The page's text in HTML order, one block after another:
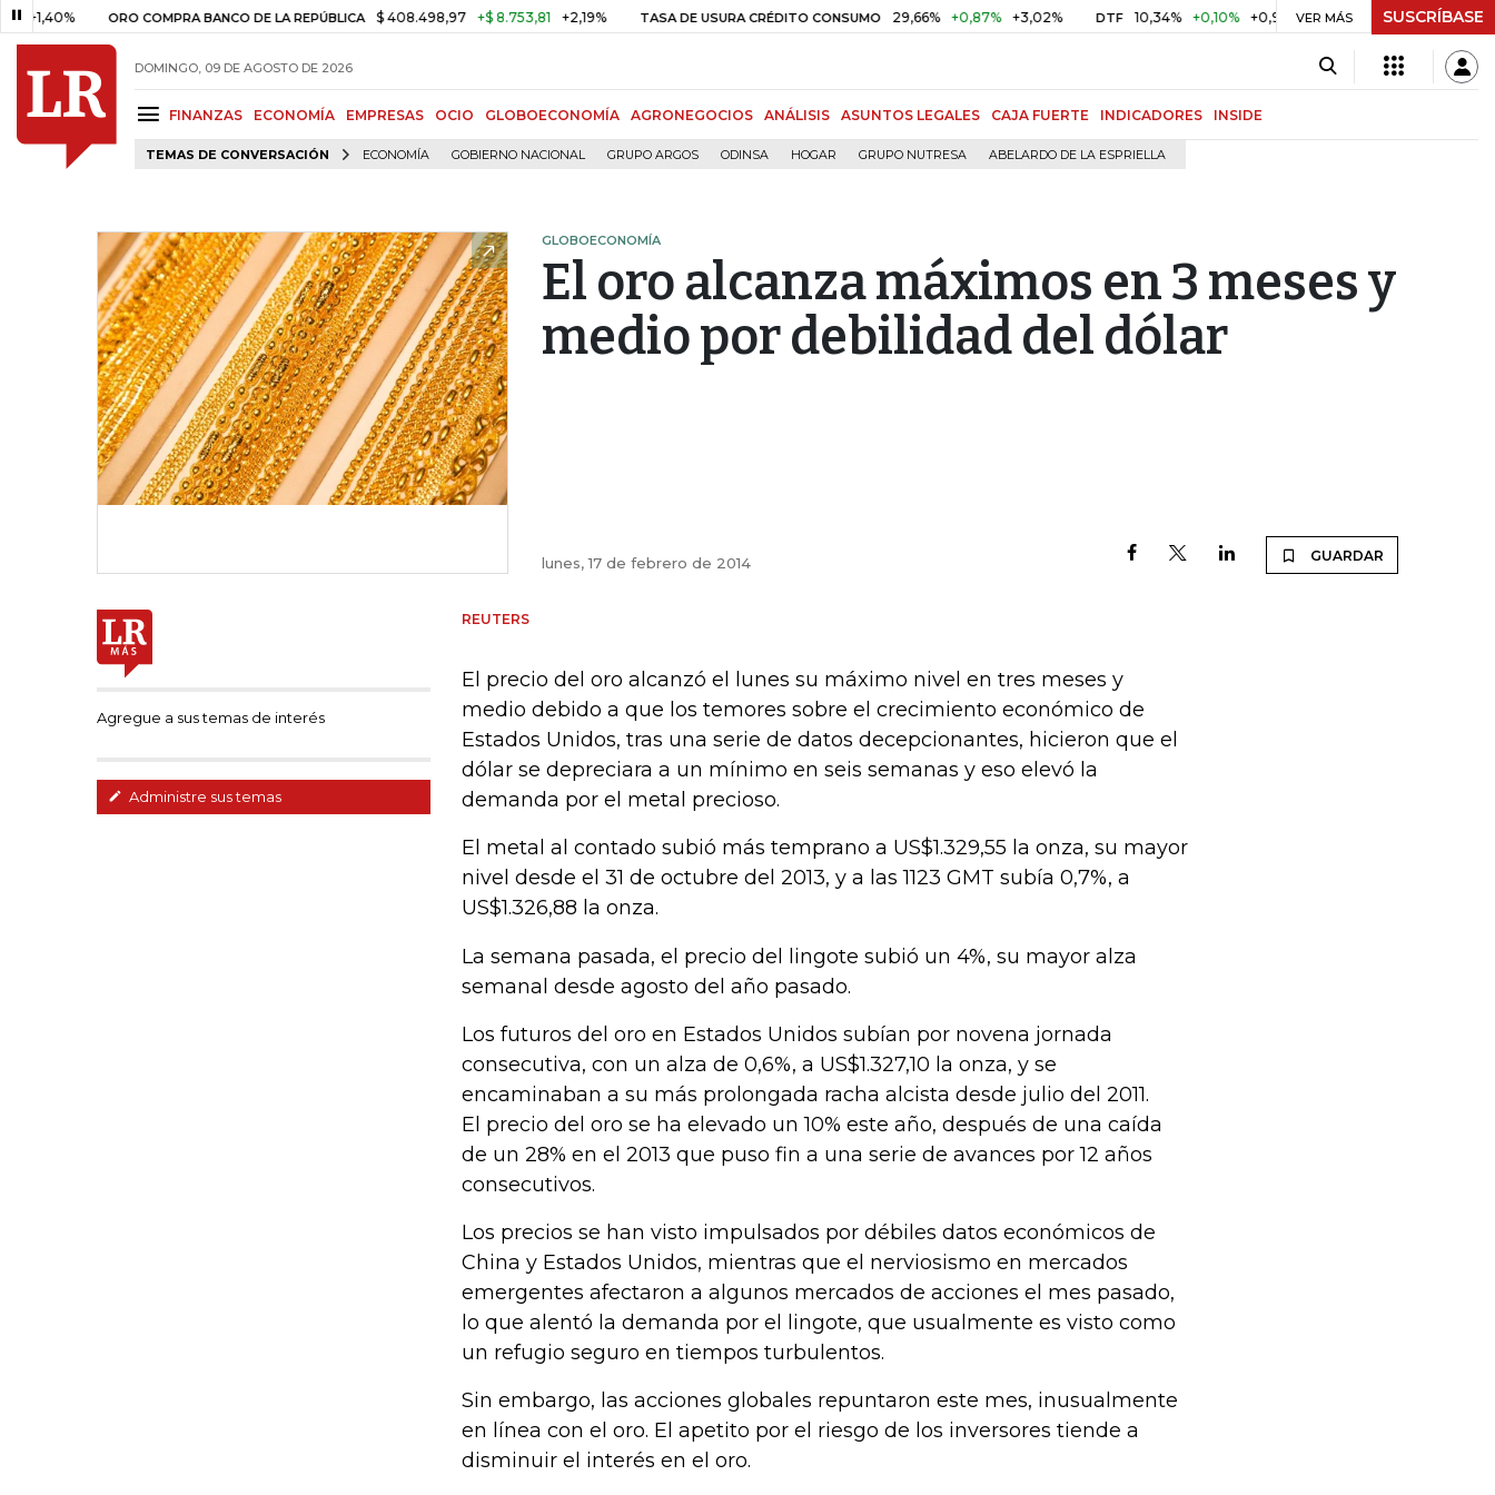
ORO COMPRA BANCO DE LA REPÚBLICA $ 408.498,97 +$ 8.753,81 +2,19% TASA DE USURA CRÉDITO CONSUMO 29,66% +0,87% +3,02% DTF 10,34% +0,10% +0,98% UVR $ 417,01 +$ 0,05 +0,01%
VER MÁS SUSCRÍBASE
DOMINGO, 09 DE AGOSTO DE 2026
FINANZAS ECONOMÍA EMPRESAS OCIO GLOBOECONOMÍA AGRONEGOCIOS ANÁLISIS ASUNTOS LEGALES CAJA FUERTE INDICADORES INSIDE
TEMAS DE CONVERSACIÓN ECONOMÍA GOBIERNO NACIONAL GRUPO ARGOS ODINSA HOGAR GRUPO NUTRESA ABELARDO DE LA ESPRIELLA
GLOBOECONOMÍA
El oro alcanza máximos en 3 meses y
medio por debilidad del dólar
lunes, 17 de febrero de 2014 GUARDAR
Agregue a sus temas de interés
Administre sus temas
REUTERS
El precio del oro alcanzó el lunes su máximo nivel en tres meses y
medio debido a que los temores sobre el crecimiento económico de
Estados Unidos, tras una serie de datos decepcionantes, hicieron que el
dólar se depreciara a un mínimo en seis semanas y eso elevó la
demanda por el metal precioso.
El metal al contado subió más temprano a US$1.329,55 la onza, su mayor
nivel desde el 31 de octubre del 2013, y a las 1123 GMT subía 0,7%, a
US$1.326,88 la onza.
La semana pasada, el precio del lingote subió un 4%, su mayor alza
semanal desde agosto del año pasado.
Los futuros del oro en Estados Unidos subían por novena jornada
consecutiva, con un alza de 0,6%, a US$1.327,10 la onza, y se
encaminaban a su más prolongada racha alcista desde julio del 2011.
El precio del oro se ha elevado un 10% este año, después de una caída
de un 28% en el 2013 que puso fin a una serie de avances por 12 años
consecutivos.
Los precios se han visto impulsados por débiles datos económicos de
China y Estados Unidos, mientras que el nerviosismo en mercados
emergentes afectaron a algunos mercados de acciones el mes pasado,
lo que alentó la demanda por el lingote, que usualmente es visto como
un refugio seguro en tiempos turbulentos.
Sin embargo, las acciones globales repuntaron este mes, inusualmente
en línea con el oro. El apetito por el riesgo de los inversores tiende a
disminuir el interés en el oro.